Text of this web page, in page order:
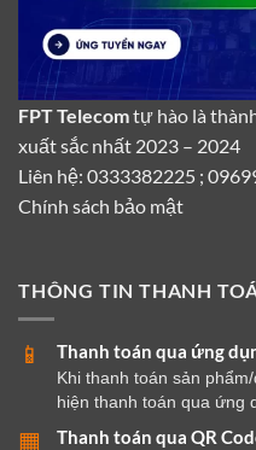
FPT Telecomtự hào là
xuất sắc nhất 2023 – 2024
Liên hệ: 0333382225 ;
Chính sách bảo mật
THÔNG TIN THANH
📱 Thanh toán qua ứng
Khi thanh toán sản
hiện thanh toán qua ứng
▦ Thanh toán qua QR